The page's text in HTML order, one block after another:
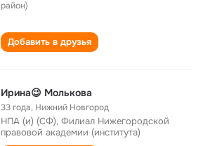
район)
Добавить в друзья
Ирина😉 Молькова
33 года, Нижний Новгород
НПА (и) (СФ), Филиал Нижегородской
правовой академии (института)